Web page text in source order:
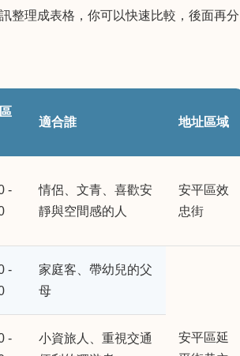
整理成表格，你可以快速比較，後面再分
適合誰 地址區域
-
情侶、文青、喜歡安
靜與空間感的人
安平區效
忠街
-
家庭客、帶幼兒的父
母
-
小資旅人、重視交通
安平區延